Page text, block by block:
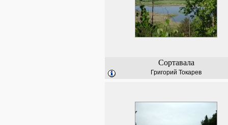
Сортавала
Григорий Токарев